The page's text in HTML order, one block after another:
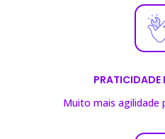
PRATICIDADE
Muito mais agilidade